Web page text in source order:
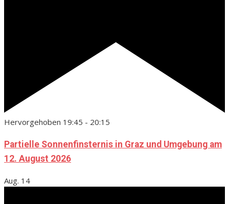
Hervorgehoben 19:45 - 20:15
Partielle Sonnenfinsternis in Graz und Umgebung am
12. August 2026
Aug. 14